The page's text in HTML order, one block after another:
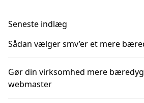
Seneste indlæg
Sådan vælger smv’er et mere
Gør din virksomhed mere
webmaster